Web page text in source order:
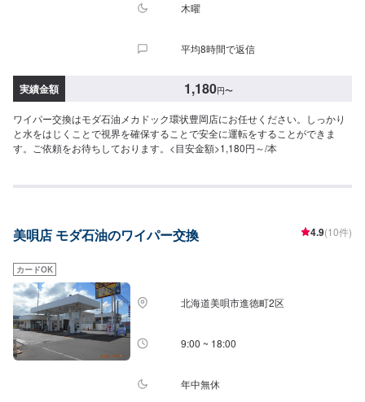
木曜
平均8時間で返信
実績金額 1,180円〜
ワイパー交換はモダ石油メカドック環状豊岡店にお任せください。しっかり
と水をはじくことで視界を確保することで安全に運転をすることができま
す。ご依頼をお待ちしております。<目安金額>1,180円～/本
美唄店 モダ石油のワイパー交換 4.9(10件)
カードOK
北海道美唄市進徳町2区
9:00 ~ 18:00
年中無休